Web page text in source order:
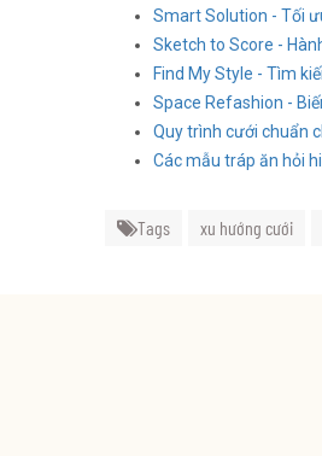
Smart Solution - Tối
Sketch to Score -
Find My Style - Tìm
Space Refashion -
Quy trình cưới chuẩn
Các mẫu tráp ăn hỏi
Tags xu hướng cưới